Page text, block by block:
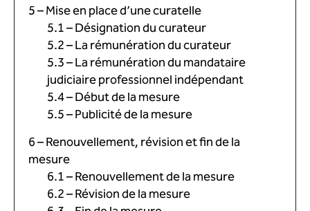
5 – Mise en place d’une curatelle
5.1 – Désignation du curateur
5.2 – La rémunération du curateur
5.3 – La rémunération du mandataire
judiciaire professionnel indépendant
5.4 – Début de la mesure
5.5 – Publicité de la mesure
6 – Renouvellement, révision et fin de la
mesure
6.1 – Renouvellement de la mesure
6.2 – Révision de la mesure